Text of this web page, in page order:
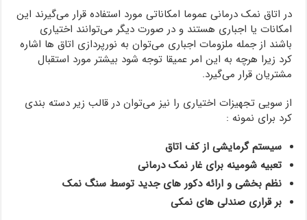
در اتاق نمک درمانی عموما امکاناتی مورد استفاده قرار می‌گیرند این
امکانات یا اجباری هستند و در صورت دیگر می‌توانند اختیاری
باشند از جمله ملزومات اجباری می‌توان به نورپردازی اتاق ها اشاره
کرد زیرا هرچه به این امر عمیقا توجه شود بیشتر مورد استقبال
مشتریان قرار می‌گیرد.
از سویی تجهیزات اختیاری را نیز می‌توان در قالب زیر دسته بندی
کرد برای نمونه :
سیستم گرمایشی از کف اتاق
تعبیه شومینه برای غار نمک درمانی
نظم بخشی و ارائه دکور های جدید توسط سنگ نمک
بر قراری صندلی های نمکی